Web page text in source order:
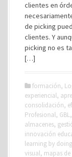
clientes en
de picking
clientes. Y
picking no es
[…]
formación,
experiencial,
consolidación,
Profesional, GBL,
almacenes,
innovación
learning by doing
visual, mapas